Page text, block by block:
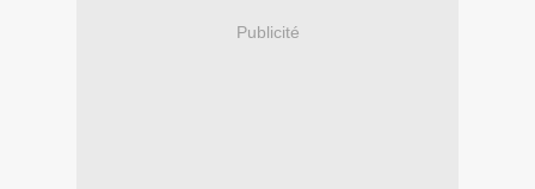
Publicité